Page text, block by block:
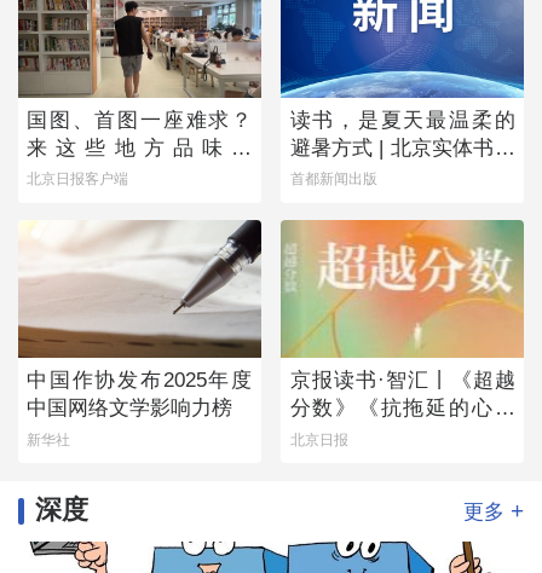
国图、首图一座难求？
来这些地方品味书
香……
北京日报客户端
读书，是夏天最温柔的
避暑方式 | 北京实体书店
活动预告（8月1日-8月7
首都新闻出版
中国作协发布2025年度
中国网络文学影响力榜
新华社
京报读书·智汇丨《超越
分数》《抗拖延的心理
学》《物理学的第一次
北京日报
深度 更多 +